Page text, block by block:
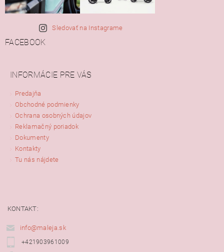
Sledovať na Instagrame
FACEBOOK
INFORMÁCIE PRE VÁS
Predajňa
Obchodné podmienky
Ochrana osobných údajov
Reklamačný poriadok
Dokumenty
Kontakty
Tu nás nájdete
KONTAKT:
info@maleja.sk
+421903961009